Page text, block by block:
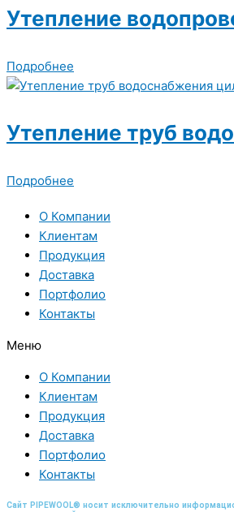
Утепление
Подробнее
Утепление труб
Подробнее
О Компании
Клиентам
Продукция
Доставка
Портфолио
Контакты
Меню
О Компании
Клиентам
Продукция
Доставка
Портфолио
Контакты
Сайт PIPEWOOL® носит исключительно